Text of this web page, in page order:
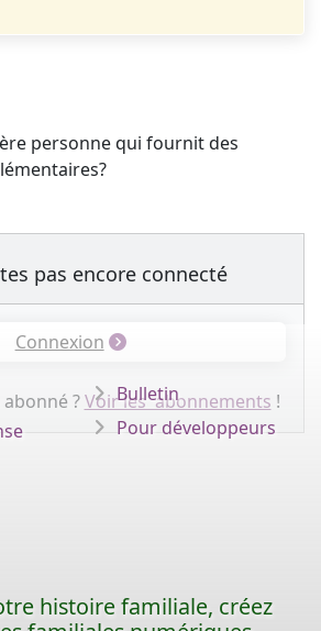
personne qui fournit des
pas encore connecté
Connexion
?Voir les abonnements !
Bulletin
Pour développeurs
histoire familiale, créez